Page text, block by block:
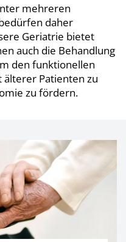
mehreren
daher
Geriatrie bietet
auch die Behandlung
den funktionellen
älterer Patienten zu
zu fördern.